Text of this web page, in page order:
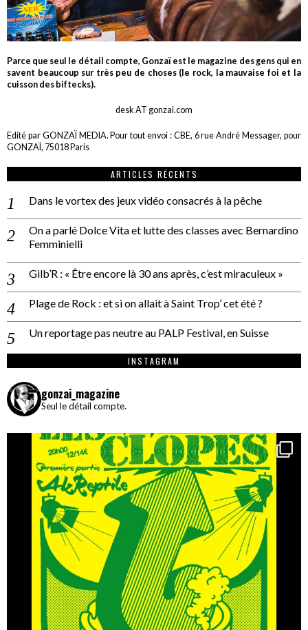
Parce que seul le détail compte, Gonzaï est le magazine des gens qui en
savent beaucoup sur très peu de choses (le rock, la mauvaise foi et la
cuisson des biftecks).
desk AT gonzai.com
Edité par GONZAÏ MEDIA. Pour tout envoi : CBE, 6 rue André Messager, pour
GONZAÏ, 75018 Paris
ARTICLES RÉCENTS
Dans le vortex des jeux vidéo consacrés à la pêche
On a parlé Dolce Vita et lutte des classes avec Bernardino
Femminielli
Gilb’R : « Être encore là 30 ans après, c’est miraculeux »
Plage de Rock : et si on allait à Saint Trop’ cet été ?
Un reportage pas neutre au PALP Festival, en Suisse
INSTAGRAM
gonzai_magazine
Seul le détail compte.